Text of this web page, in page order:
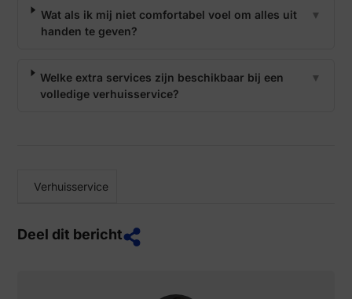
Wat als ik mij niet comfortabel voel om alles uit
handen te geven?
▼
Welke extra services zijn beschikbaar bij een
volledige verhuisservice?
▼
Verhuisservice
Deel dit bericht